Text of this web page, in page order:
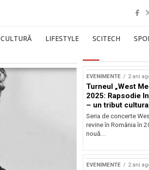
CULTURĂ LIFESTYLE SCITECH
EVENIMENTE 2 ani
Turneul „West
2025: Rapsodie
– un tribut
și Occident
Seria de concerte
revine în România în
nouă...
EVENIMENTE 2 ani